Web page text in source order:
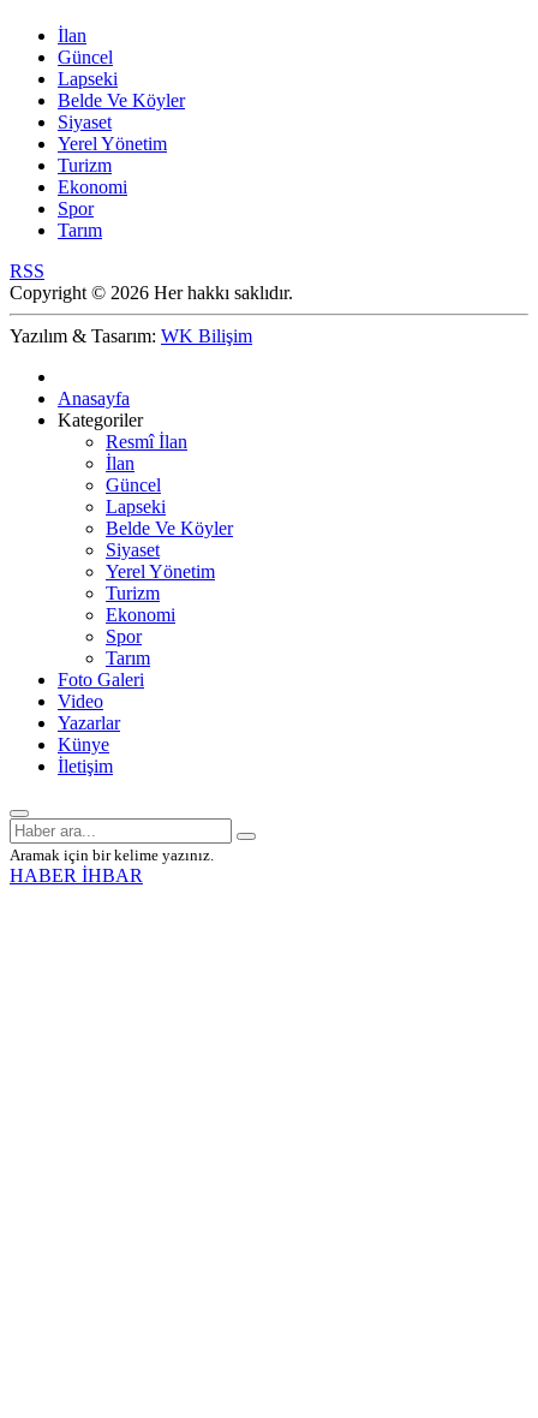
İlan
Güncel
Lapseki
Belde Ve Köyler
Siyaset
Yerel Yönetim
Turizm
Ekonomi
Spor
Tarım
RSS
Copyright © 2026 Her hakkı saklıdır.
Yazılım & Tasarım: WK Bilişim
Anasayfa
Kategoriler
Resmî İlan
İlan
Güncel
Lapseki
Belde Ve Köyler
Siyaset
Yerel Yönetim
Turizm
Ekonomi
Spor
Tarım
Foto Galeri
Video
Yazarlar
Künye
İletişim
Aramak için bir kelime yazınız.
HABER İHBAR